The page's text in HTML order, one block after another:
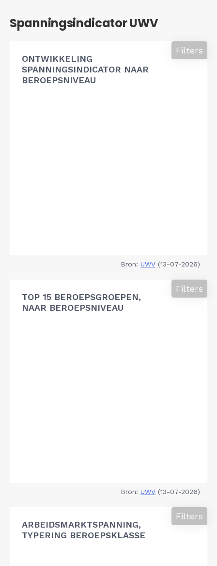
Spanningsindicator UWV
ONTWIKKELING
SPANNINGSINDICATOR NAAR
BEROEPSNIVEAU
Filters
Bron: UWV (13-07-2026)
TOP 15 BEROEPSGROEPEN,
NAAR BEROEPSNIVEAU
Filters
Bron: UWV (13-07-2026)
ARBEIDSMARKTSPANNING,
TYPERING BEROEPSKLASSE
Filters